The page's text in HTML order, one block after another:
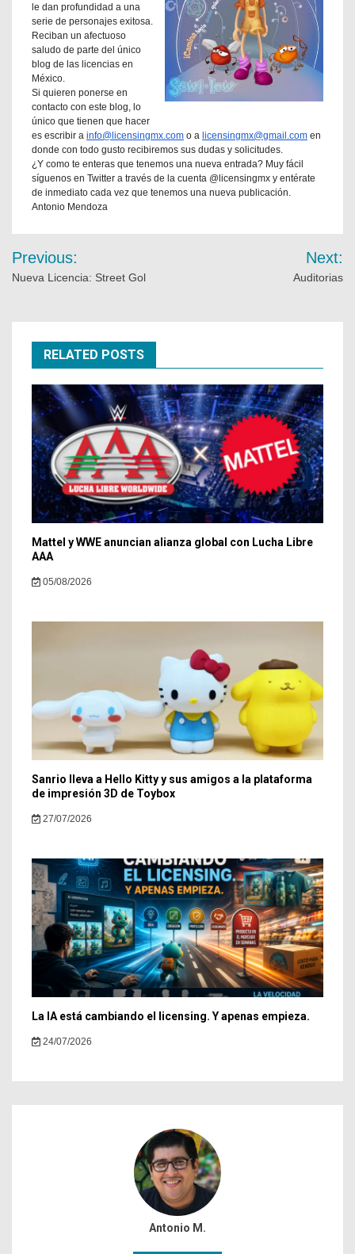
le dan profundidad a una
serie de personajes exitosa.
Reciban un afectuoso
saludo de parte del único
blog de las licencias en
México.
Si quieren ponerse en
contacto con este blog, lo
único que tienen que hacer
es escribir a info@licensingmx.com o a licensingmx@gmail.com en
donde con todo gusto recibiremos sus dudas y solicitudes.
¿Y como te enteras que tenemos una nueva entrada? Muy fácil
síguenos en Twitter a través de la cuenta @licensingmx y entérate
de inmediato cada vez que tenemos una nueva publicación.
Antonio Mendoza
Previous:
Nueva Licencia: Street Gol
Next:
Auditorias
RELATED POSTS
Mattel y WWE anuncian alianza global con Lucha Libre
AAA
05/08/2026
Sanrio lleva a Hello Kitty y sus amigos a la plataforma
de impresión 3D de Toybox
27/07/2026
La IA está cambiando el licensing. Y apenas empieza.
24/07/2026
Antonio M.